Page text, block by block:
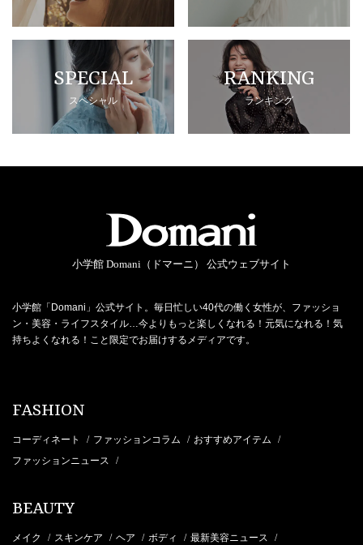
SPECIAL
スペシャル
RANKING
ランキング
小学館 Domani（ドマーニ） 公式ウェブサイト
小学館「Domani」公式サイト。毎日忙しい40代の働く女性が、ファッショ
ン・美容・ライフスタイル…今よりもっと楽しくなれる！元気になれる！気
持ちよくなれる！こと限定でお届けするメディアです。
FASHION
コーディネート / ファッションコラム / おすすめアイテム /
ファッションニュース /
BEAUTY
メイク / スキンケア / ヘア / ボディ / 最新美容ニュース /